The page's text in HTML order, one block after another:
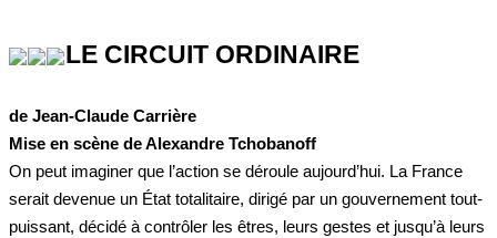
LE CIRCUIT ORDINAIRE
de Jean-Claude Carrière
Mise en scène de Alexandre Tchobanoff
On peut imaginer que l’action se déroule aujourd’hui. La France
serait devenue un État totalitaire, dirigé par un gouvernement tout-
puissant, décidé à contrôler les êtres, leurs gestes et jusqu’à leurs